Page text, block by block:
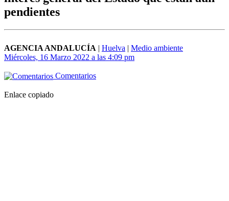
pendientes
AGENCIA ANDALUCÍA | Huelva | Medio ambiente
Miércoles, 16 Marzo 2022 a las 4:09 pm
Comentarios
Enlace copiado